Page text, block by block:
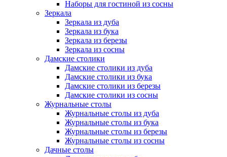
Наборы для гостиной из сосны
Зеркала
Зеркала из дуба
Зеркала из бука
Зеркала из березы
Зеркала из сосны
Дамские столики
Дамские столики из дуба
Дамские столики из бука
Дамские столики из березы
Дамские столики из сосны
Журнальные столы
Журнальные столы из дуба
Журнальные столы из бука
Журнальные столы из березы
Журнальные столы из сосны
Дачные столы